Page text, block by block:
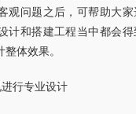
观问题之后，可帮助大
计和搭建工程当中都会
体效果。
行专业设计